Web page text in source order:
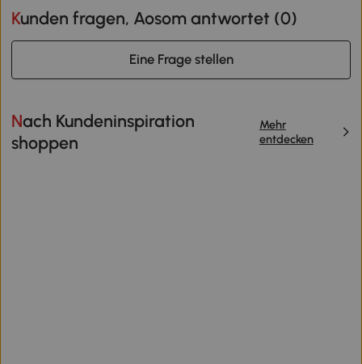
Kunden fragen, Aosom antwortet (0)
Eine Frage stellen
Nach Kundeninspiration
shoppen
Mehr
entdecken